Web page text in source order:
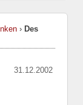
› Des
31.12.2002